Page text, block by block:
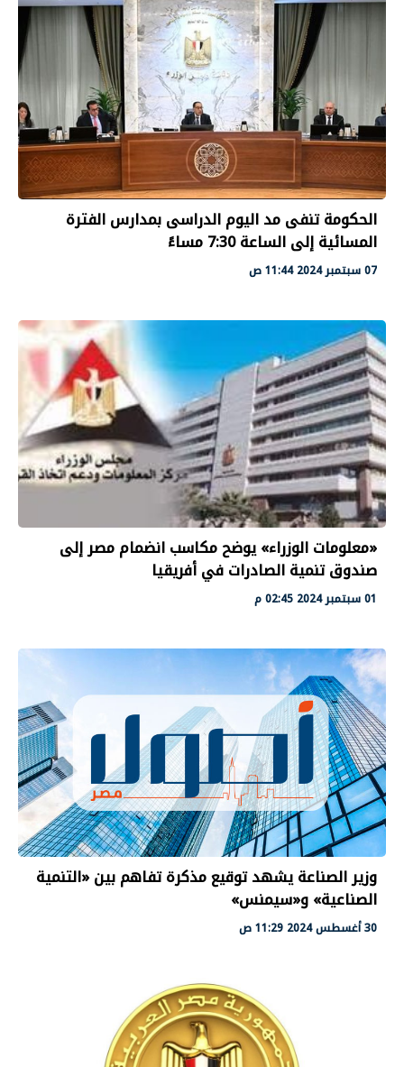
الحكومة تنفى مد اليوم الدراسى بمدارس الفترة
المسائية إلى الساعة 7:30 مساءً
07 سبتمبر 2024 11:44 ص
«معلومات الوزراء» يوضح مكاسب انضمام مصر إلى
صندوق تنمية الصادرات في أفريقيا
01 سبتمبر 2024 02:45 م
وزير الصناعة يشهد توقيع مذكرة تفاهم بين «التنمية
الصناعية» و«سيمنس»
30 أغسطس 2024 11:29 ص